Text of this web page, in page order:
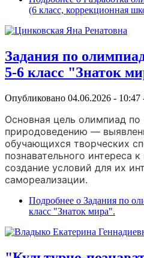
(6 класс, коррекционная
Задания по
5-6 класс "Знаток
Опубликовано 04.06.2026 - 10:47
Основная цель олимпиад по
природоведению —
обучающихся творческих
познавательного интереса
создание условий для их
самореализации.
Подробнее о Задания по
класс "Знаток мира".